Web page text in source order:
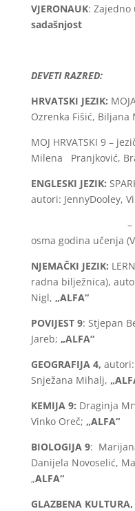
VJERONAUK: Zajedno
sadašnjost
DEVETI RAZRED:
HRVATSKI JEZIK:
Ozrenka Fišić, Biljana
MOJ HRVATSKI 9 –
Milena Pranjković,
ENGLESKI JEZIK:
autori: JennyDooley,
–
osma godina učenja
NJEMAČKI JEZIK:
radna bilježnica),
Nigl, „ALFA“
POVIJEST 9: Stjepan
Jareb; „ALFA“
GEOGRAFIJA 4,
Snježana Mihalj,
KEMIJA 9: Draginja
Vinko Oreč; „ALFA“
BIOLOGIJA 9:
Danijela Novoselić,
„ALFA“
GLAZBENA KULTURA,